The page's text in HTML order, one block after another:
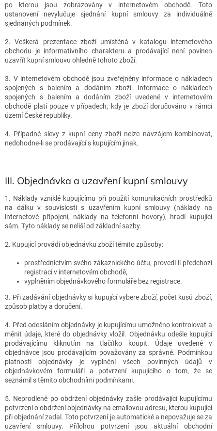
po kterou jsou zobrazovány v internetovém obchodě. Toto
ustanovení nevylučuje sjednání kupní smlouvy za individuálně
sjednaných podmínek.
2. Veškerá prezentace zboží umístěná v katalogu internetového
obchodu je informativního charakteru a prodávající není povinen
uzavřít kupní smlouvu ohledně tohoto zboží.
3. V internetovém obchodě jsou zveřejněny informace o nákladech
spojených s balením a dodáním zboží. Informace o nákladech
spojených s balením a dodáním zboží uvedené v internetovém
obchodě platí pouze v případech, kdy je zboží doručováno v rámci
území České republiky.
4. Případné slevy z kupní ceny zboží nelze navzájem kombinovat,
nedohodne-li se prodávající s kupujícím jinak.
III. Objednávka a uzavření kupní smlouvy
1. Náklady vzniklé kupujícímu při použití komunikačních prostředků
na dálku v souvislosti s uzavřením kupní smlouvy (náklady na
internetové připojení, náklady na telefonní hovory), hradí kupující
sám. Tyto náklady se neliší od základní sazby.
2. Kupující provádí objednávku zboží těmito způsoby:
prostřednictvím svého zákaznického účtu, provedl-li předchozí
registraci v internetovém obchodě,
vyplněním objednávkového formuláře bez registrace.
3. Při zadávání objednávky si kupující vybere zboží, počet kusů zboží,
způsob platby a doručení.
4. Před odesláním objednávky je kupujícímu umožněno kontrolovat a
měnit údaje, které do objednávky vložil. Objednávku odešle kupující
prodávajícímu kliknutím na tlačítko koupit. Údaje uvedené v
objednávce jsou prodávajícím považovány za správné. Podmínkou
platnosti objednávky je vyplnění všech povinných údajů v
objednávkovém formuláři a potvrzení kupujícího o tom, že se
seznámil s těmito obchodními podmínkami.
5. Neprodleně po obdržení objednávky zašle prodávající kupujícímu
potvrzení o obdržení objednávky na emailovou adresu, kterou kupující
při objednání zadal. Toto potvrzení je automatické a nepovažuje se za
uzavření smlouvy. Přílohou potvrzení jsou aktuální obchodní